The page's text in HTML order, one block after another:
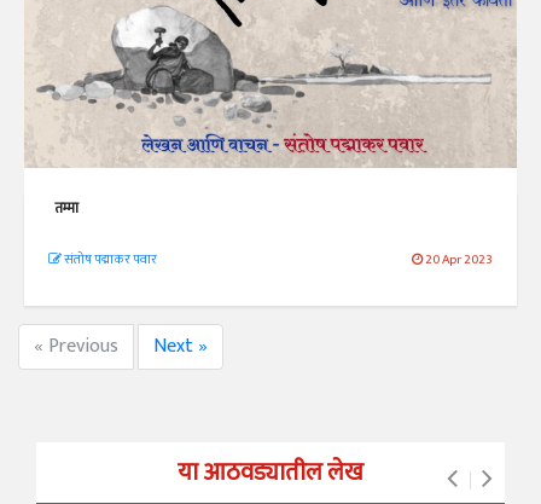
तम्मा
संतोष पद्माकर पवार 20 Apr 2023
« Previous Next »
या आठवड्यातील लेख